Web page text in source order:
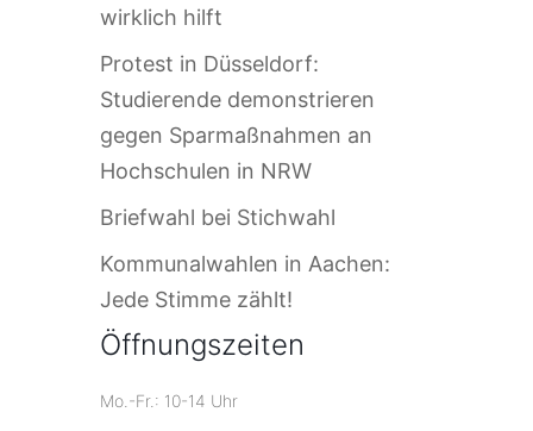
wirklich hilft
Protest in Düsseldorf:
Studierende demonstrieren
gegen Sparmaßnahmen an
Hochschulen in NRW
Briefwahl bei Stichwahl
Kommunalwahlen in Aachen:
Jede Stimme zählt!
Öffnungszeiten
Mo.-Fr.: 10-14 Uhr